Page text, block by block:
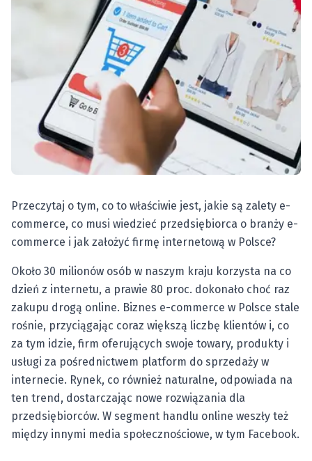
Przeczytaj o tym, co to właściwie jest, jakie są zalety e-
commerce, co musi wiedzieć przedsiębiorca o branży e-
commerce i jak założyć firmę internetową w Polsce?
Około 30 milionów osób w naszym kraju korzysta na co
dzień z internetu, a prawie 80 proc. dokonało choć raz
zakupu drogą online. Biznes e-commerce w Polsce stale
rośnie, przyciągając coraz większą liczbę klientów i, co
za tym idzie, firm oferujących swoje towary, produkty i
usługi za pośrednictwem platform do sprzedaży w
internecie. Rynek, co również naturalne, odpowiada na
ten trend, dostarczając nowe rozwiązania dla
przedsiębiorców. W segment handlu online weszły też
między innymi media społecznościowe, w tym Facebook.